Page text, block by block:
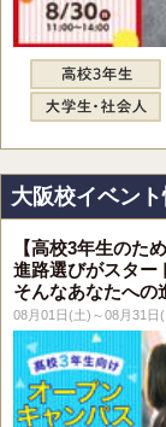
大阪校イベン
【高校3年生のた
進路選びがスター
そんなあなたへの
08月01日(土)～08月31日